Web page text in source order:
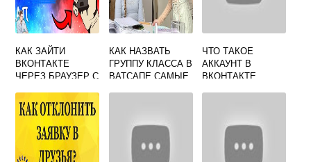
КАК ЗАЙТИ
ВКОНТАКТЕ
ЧЕРЕЗ БРАУЗЕР С
КАК НАЗВАТЬ
ГРУППУ КЛАССА В
ВАТСАПЕ САМЫЕ
ЧТО ТАКОЕ
АККАУНТ В
ВКОНТАКТЕ